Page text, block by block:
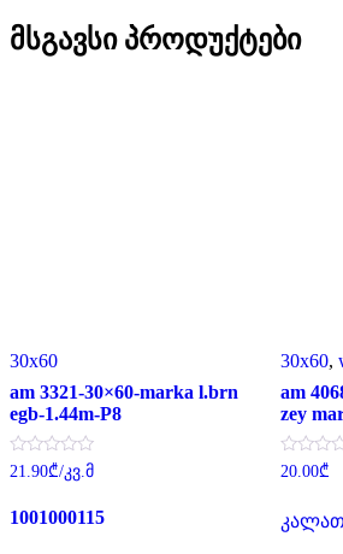
მსგავსი პროდუქტები
30x60
am 3321-30×60-marka l.brn
egb-1.44m-P8
შეფასება
0
5-
დან
21.90₾/კვ.მ
1001000115
30x60,
am
zey
0
5-
დან
20.00₾